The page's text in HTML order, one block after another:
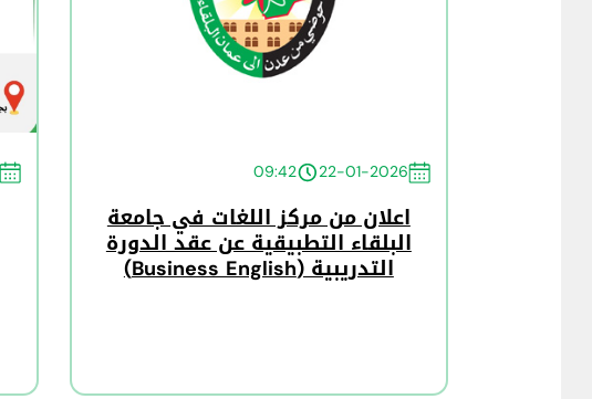
22-01-2026
09:42
اعلان من مركز اللغات في جامعة
البلقاء التطبيقية عن عقد الدورة
التدريبية (Business English)